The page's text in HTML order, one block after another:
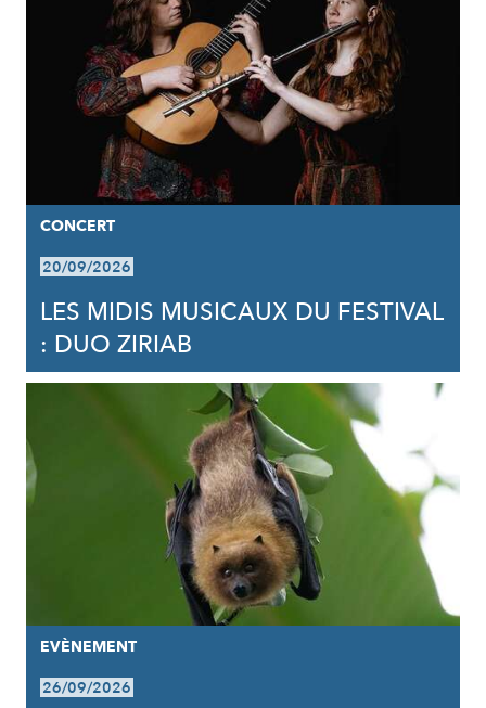
CONCERT
20/09/2026
LES MIDIS MUSICAUX DU FESTIVAL
: DUO ZIRIAB
EVÈNEMENT
26/09/2026